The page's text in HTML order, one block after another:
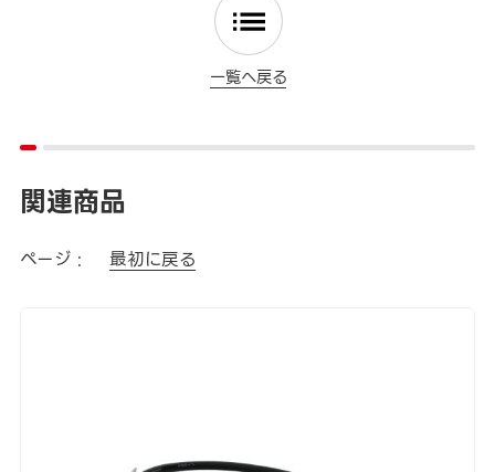
一覧へ戻る
関連商品
ページ : 最初に戻る